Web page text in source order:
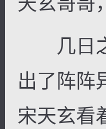
几日之
出了阵阵
宋天玄看